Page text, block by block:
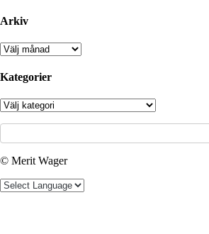
Arkiv
Arkiv
Kategorier
Kategorier
© Merit Wager